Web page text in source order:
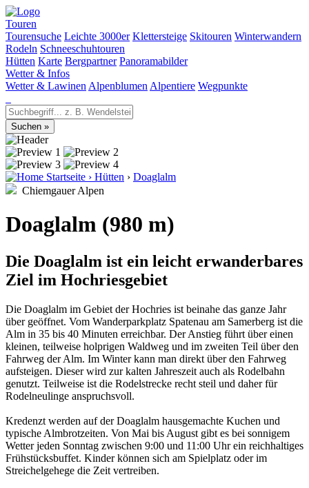
Touren
Tourensuche Leichte 3000er Klettersteige Skitouren Winterwandern
Rodeln Schneeschuhtouren
Hütten Karte Bergpartner Panoramabilder
Wetter & Infos
Wetter & Lawinen Alpenblumen Alpentiere Wegpunkte
Startseite › Hütten › Doaglalm
Chiemgauer Alpen
Doaglalm (980 m)
Die Doaglalm ist ein leicht erwanderbares
Ziel im Hochriesgebiet
Die Doaglalm im Gebiet der Hochries ist beinahe das ganze Jahr
über geöffnet. Vom Wanderparkplatz Spatenau am Samerberg ist die
Alm in 35 bis 40 Minuten erreichbar. Der Anstieg führt über einen
kleinen, teilweise holprigen Waldweg und im zweiten Teil über den
Fahrweg der Alm. Im Winter kann man direkt über den Fahrweg
aufsteigen. Dieser wird zur kalten Jahreszeit auch als Rodelbahn
genutzt. Teilweise ist die Rodelstrecke recht steil und daher für
Rodelneulinge anspruchsvoll.
Kredenzt werden auf der Doaglalm hausgemachte Kuchen und
typische Almbrotzeiten. Von Mai bis August gibt es bei sonnigem
Wetter jeden Sonntag zwischen 9:00 und 11:00 Uhr ein reichhaltiges
Frühstücksbuffet. Kinder können sich am Spielplatz oder im
Streichelgehege die Zeit vertreiben.